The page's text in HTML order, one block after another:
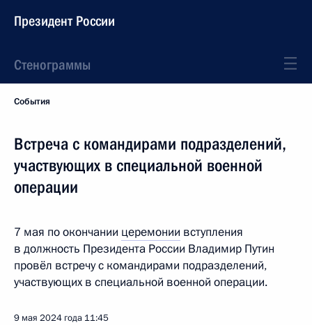
Президент России
Стенограммы
События
Встреча с командирами подразделений,
участвующих в специальной военной
операции
7 мая по окончании церемонии вступления
в должность Президента России Владимир Путин
провёл встречу с командирами подразделений,
участвующих в специальной военной операции.
9 мая 2024 года 11:45